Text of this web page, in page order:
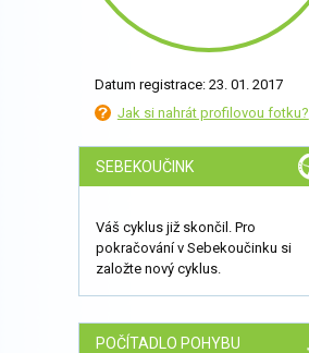
Datum registrace: 23. 01. 2017
Jak si nahrát profilovou fotku?
SEBEKOUČINK
Váš cyklus již skončil. Pro
pokračování v Sebekoučinku si
založte nový cyklus.
POČÍTADLO POHYBU